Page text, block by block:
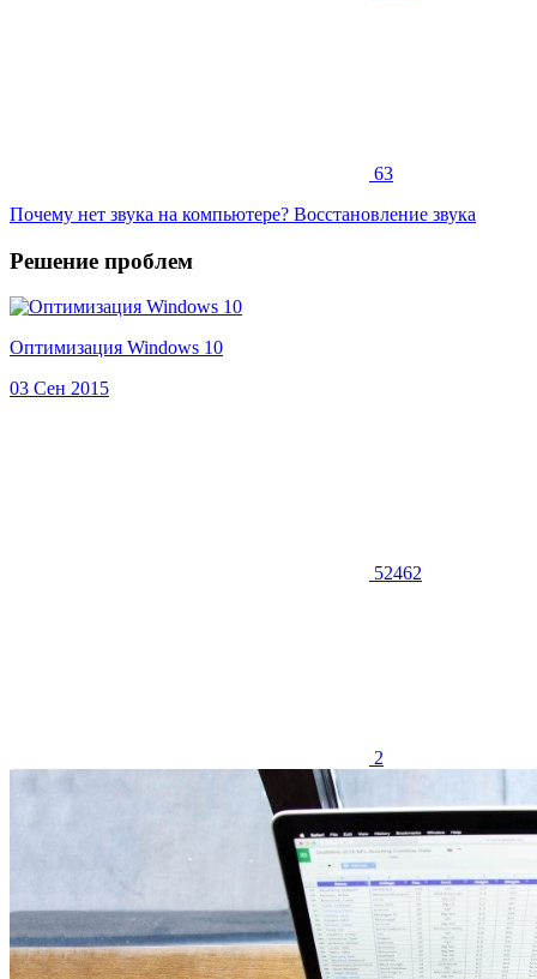
63
Почему нет звука на компьютере? Восстановление звука
Решение проблем
Оптимизация Windows 10
03 Сен 2015
52462
2